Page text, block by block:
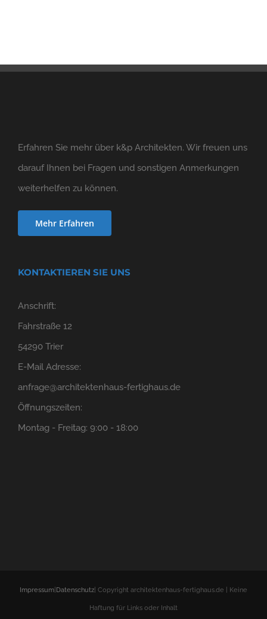
Erfahren Sie mehr über k&p Architekten. Wir freuen uns
darauf Ihnen bei Fragen und sonstigen Anmerkungen
weiterhelfen zu können.
Mehr Erfahren
KONTAKTIEREN SIE UNS
Anschrift:
Fahrstraße 12
54290 Trier
E-Mail Adresse:
anfrage@architektenhaus-fertighaus.de
Öffnungszeiten:
Montag - Freitag: 9:00 - 18:00
Impressum Datenschutz | Copyright architektenhaus-fertighaus.de | Keine
Haftung für Links oder Inhalt